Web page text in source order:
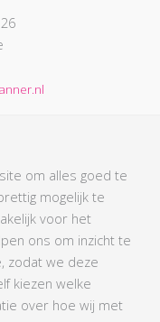
90110291
4407
om alles goed te
mogelijk te
voor het
ons om inzicht te
zodat we deze
kiezen welke
over hoe wij met